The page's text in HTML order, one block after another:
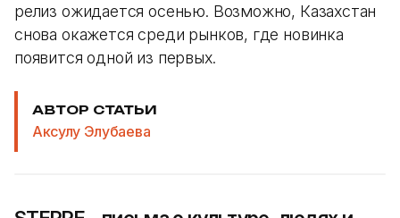
релиз ожидается осенью. Возможно, Казахстан
снова окажется среди рынков, где новинка
появится одной из первых.
АВТОР СТАТЬИ
Аксулу Элубаева